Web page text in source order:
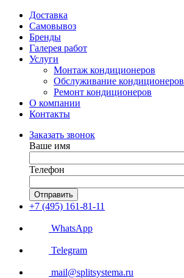
Доставка
Самовывоз
Бренды
Галерея работ
Услуги
Монтаж кондиционеров
Обслуживание кондиционеров
Ремонт кондиционеров
О компании
Контакты
Заказать звонок
Ваше имя
Телефон
Отправить
+7 (495) 161-81-11
WhatsApp
Telegram
mail@splitsystema.ru